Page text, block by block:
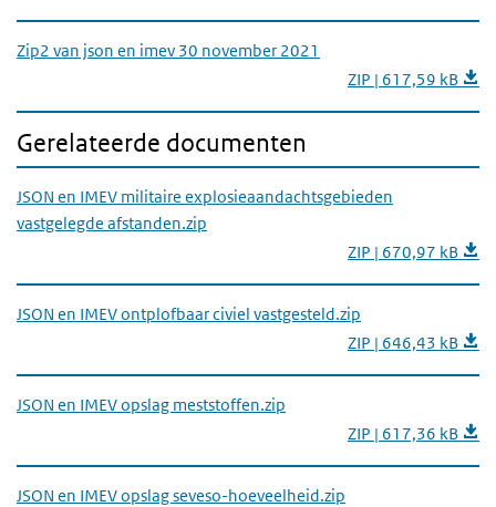
Zip2 van json en imev 30 november 2021
ZIP | 617,59 kB
Gerelateerde documenten
JSON en IMEV militaire explosieaandachtsgebieden
vastgelegde afstanden.zip
ZIP | 670,97 kB
JSON en IMEV ontplofbaar civiel vastgesteld.zip
ZIP | 646,43 kB
JSON en IMEV opslag meststoffen.zip
ZIP | 617,36 kB
JSON en IMEV opslag seveso-hoeveelheid.zip